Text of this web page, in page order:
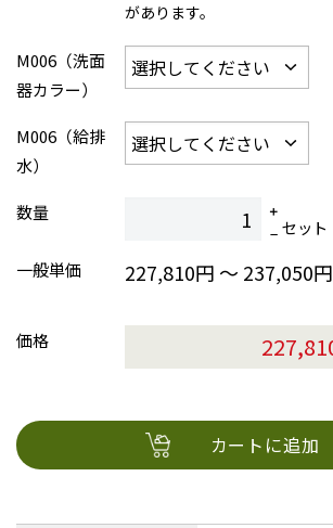
があります。
M006（洗面
器カラー）
M006（給排
水）
数量
セット
一般単価
227,810円 ～ 237,050円
価格
カートに追加